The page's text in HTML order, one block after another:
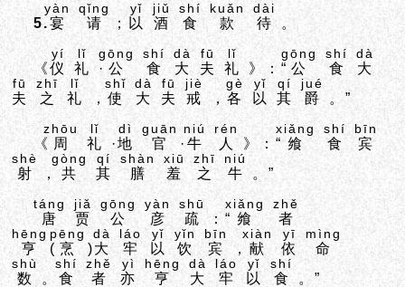
5.宴
yàn
请
qǐng
； 以
yǐ
酒
jiǔ
食
shí
款
kuǎn
待
dài
。
《仪
yí
礼
lǐ
· 公
gōng
食
shí
大
dà
夫
fū
礼
lǐ
》：“ 公
gōng
食
shí
大
dà
夫
fū
之
zhī
礼
lǐ
，使
shǐ
大
dà
夫
fū
戒
jiè
，各
gè
以
yǐ
其
qí
爵
jué
。”
《 周
zhōu
礼
lǐ
·地
dì
官
guān
· 牛
niú
人
rén
》：“ 飨
xiǎng
食
shí
宾
bīn
射
shè
， 共
gòng
其
qí
膳
shàn
羞
xiū
之
zhī
牛
niú
。”
唐
táng
贾
jiǎ
公
gōng
彦
yàn
疏
shū
：“ 飨
xiǎng
者
zhě
亨
hēng
( 烹
pēng
)大
dà
牢
láo
以
yǐ
饮
yǐn
宾
bīn
， 献
xiàn
依
yī
命
mìng
数
shù
。 食
shí
者
zhě
亦
yì
亨
hēng
大
dà
牢
láo
以
yǐ
食
shí
。”